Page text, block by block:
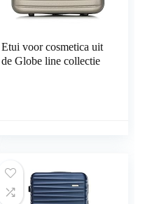
Etui voor cosmetica uit
de Globe line collectie